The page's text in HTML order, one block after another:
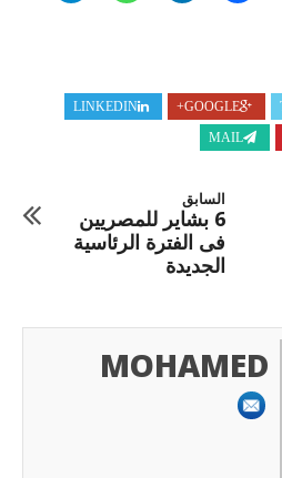
GOOGLE+
LINKEDIN
MAIL
السابق
6 بشاير للمصريين
فى الفترة الرئاسية
الجديدة
MOHAMED